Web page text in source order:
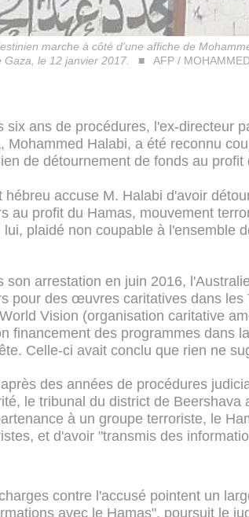
marche à côté d'une affiche de
Gaza, le 12 janvier 2017.
AFP /
six ans de procédures, l'ex-directeur
Mohammed Halabi, a été reconnu
de détournement de fonds au profit
hébreu accuse M. Halabi d'avoir
au profit du Hamas, mouvement
lui, plaidé non coupable à l'ensemble
son arrestation en juin 2016,
pour des œuvres caritatives dans les
Vision (organisation caritative
financement des programmes dans
Celle-ci avait conclu que rien ne
des années de procédures
le tribunal du district de Beershava
à un groupe terroriste, le
et d'avoir "transmis des
contre l'accusé pointent un
avec le Hamas", poursuit le